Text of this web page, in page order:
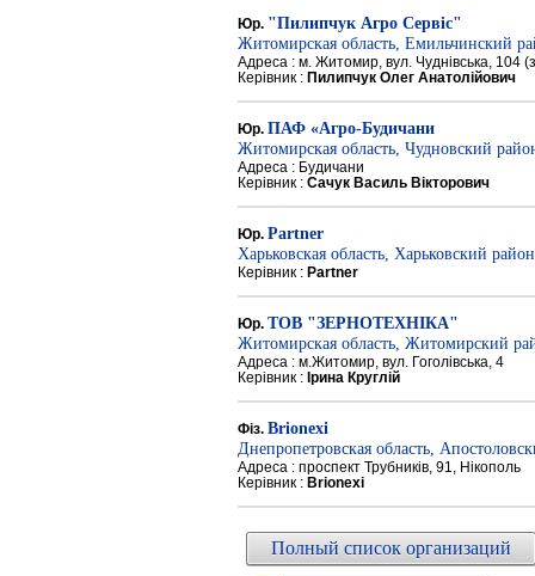
Юр. "Пилипчук Агро Сервіс"
Житомирская область, Емильчинский
Адреса : м. Житомир, вул. Чуднівська, 104
Керівник : Пилипчук Олег Анатолійович
Юр. ПАФ «Агро-Будичани
Житомирская область, Чудновский
Адреса : Будичани
Керівник : Сачук Василь Вікторович
Юр. Partner
Харьковская область, Харьковский район
Керівник : Partner
Юр. ТОВ "ЗЕРНОТЕХНІКА"
Житомирская область, Житомирский
Адреса : м.Житомир, вул. Гоголівська, 4
Керівник : Ірина Круглій
Фіз. Brionexi
Днепропетровская область,
Адреса : проспект Трубників, 91, Нікополь
Керівник : Brionexi
Полный список организаций